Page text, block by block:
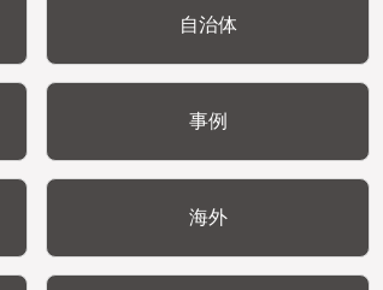
自治体
事例
海外